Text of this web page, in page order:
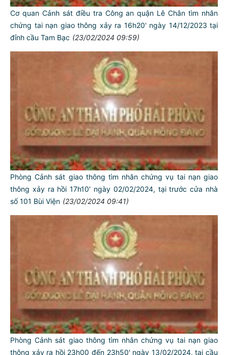
Cơ quan Cảnh sát điều tra Công an quận Lê Chân tìm nhân
chứng tai nạn giao thông xảy ra 16h20' ngày 14/12/2023 tại
đỉnh cầu Tam Bạc (23/02/2024 09:59)
Phòng Cảnh sát giao thông tìm nhân chứng vụ tai nạn giao
thông xảy ra hồi 17h10′ ngày 02/02/2024, tại trước cửa nhà
số 101 Bùi Viện (23/02/2024 09:41)
Phòng Cảnh sát giao thông tìm nhân chứng vụ tai nạn giao
thông xảy ra hồi 23h00 đến 23h50' ngày 13/02/2024, tại cầu